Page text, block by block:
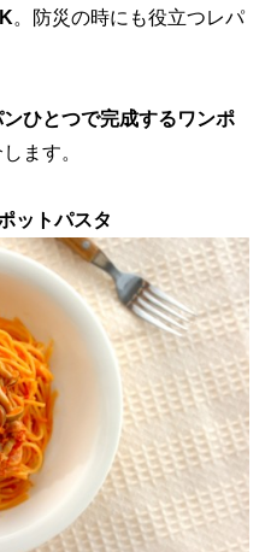
。防災の時にも役立つレパ
ひとつで完成するワンポ
ます。
ットパスタ